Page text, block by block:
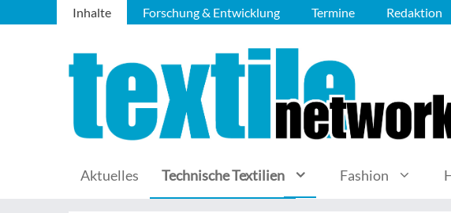
Inhalte Forschung & Entwicklung Termine Redaktion
Aktuelles Technische Textilien Fashion